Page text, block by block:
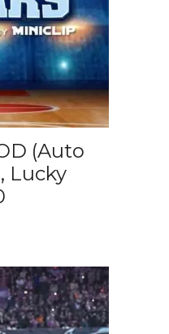
(Auto
Lucky